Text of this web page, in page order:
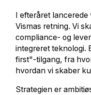
I efteråret lancerede
Vismas retning. Vi
compliance- og
integreret teknologi.
first"-tilgang, fra
hvordan vi skaber
Strategien er